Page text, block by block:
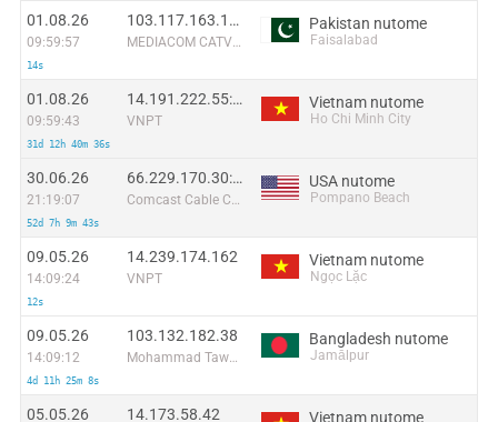
01.08.26
09:59:57
14s
103.117.163.17:42326
MEDIACOM CATV (PVT.) LIMITED
Pakistan nutome
Faisalabad
01.08.26
09:59:43
31d 12h 40m 36s
14.191.222.55:18220
VNPT
Vietnam nutome
Ho Chi Minh City
30.06.26
21:19:07
52d 7h 9m 43s
66.229.170.30:57606
Comcast Cable Communications
USA nutome
Pompano Beach
09.05.26
14:09:24
12s
14.239.174.162
VNPT
Vietnam nutome
Ngọc Lặc
09.05.26
14:09:12
4d 11h 25m 8s
103.132.182.38
Mohammad Tawheedul Islam
Bangladesh nutome
Jamālpur
05.05.26 14.173.58.42 Vietnam nutome